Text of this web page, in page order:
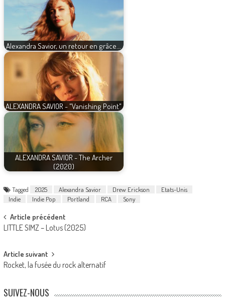
Alexandra Savior, un retour en grâce...
ALEXANDRA SAVIOR - "Vanishing Point"
ALEXANDRA SAVIOR - The Archer
(2020)
Tagged 2025 Alexandra Savior Drew Erickson
Etats-Unis
Indie
Indie Pop Portland RCA Sony
Post
navigation
Article précédent
LITTLE SIMZ – Lotus (2025)
Article suivant
Rocket, la fusée du rock alternatif
SUIVEZ-NOUS